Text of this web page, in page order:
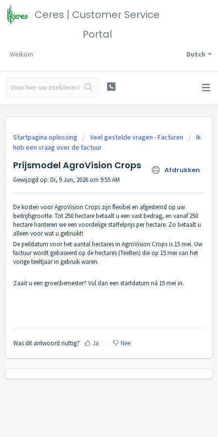
Ceres | Customer Service
Portal
Dutch
Welkom
Startpagina oplossing Veel gestelde vragen - Facturen
Ik
heb een vraag over de factuur
Prijsmodel AgroVision Crops Afdrukken
Gewijzigd op: Di, 9 Jun, 2026 om 9:55 AM
De kosten voor AgroVision Crops zijn flexibel en afgestemd op uw
bedrijfsgrootte. Tot 250 hectare betaalt u een vast bedrag, en vanaf 250
hectare hanteren we een voordelige staffelprijs per hectare. Zo betaalt u
alleen voor wat u gebruikt!
De peildatum voor het aantal hectares in AgroVision Crops is 15 mei. Uw
factuur wordt gebaseerd op de hectares (Teelten) die op 15 mei van het
vorige teeltjaar in gebruik waren.
Zaait u een groenbemester? Vul dan een startdatum ná 15 mei in.
Was dit antwoord nuttig? Ja Nee